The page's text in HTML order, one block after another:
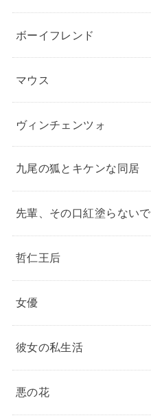
ボーイフレンド
マウス
ヴィンチェンツォ
九尾の狐とキケンな同居
先輩、その口紅塗らないで
哲仁王后
女優
彼女の私生活
悪の花